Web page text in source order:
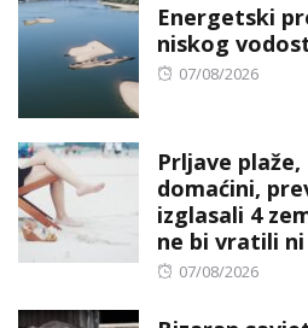
Energetski
niskog
Posted
07/08/2026
Prljave
domaćini,
izglasali 4
ne bi vratili
Posted
07/08/2026